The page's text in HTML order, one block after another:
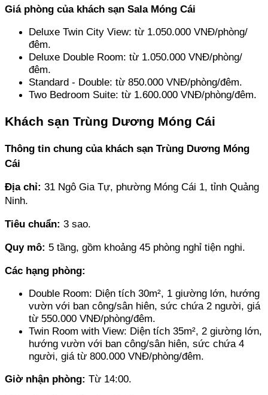
Giá phòng của khách sạn Sala Móng Cái
Deluxe Twin City View: từ 1.050.000 VNĐ/phòng/
đêm.
Deluxe Double Room: từ 1.050.000 VNĐ/phòng/
đêm.
Standard - Double: từ 850.000 VNĐ/phòng/đêm.
Two Bedroom Suite: từ 1.600.000 VNĐ/phòng/đêm.
Khách sạn Trùng Dương Móng Cái
Thông tin chung của khách sạn Trùng Dương Móng
Cái
Địa chỉ: 31 Ngô Gia Tự, phường Móng Cái 1, tỉnh Quảng
Ninh.
Tiêu chuẩn: 3 sao.
Quy mô: 5 tầng, gồm khoảng 45 phòng nghỉ tiện nghi.
Các hạng phòng:
Double Room: Diện tích 30m², 1 giường lớn, hướng
vườn với ban công/sân hiên, sức chứa 2 người, giá
từ 550.000 VNĐ/phòng/đêm.
Twin Room with View: Diện tích 35m², 2 giường lớn,
hướng vườn với ban công/sân hiên, sức chứa 4
người, giá từ 800.000 VNĐ/phòng/đêm.
Giờ nhận phòng: Từ 14:00.